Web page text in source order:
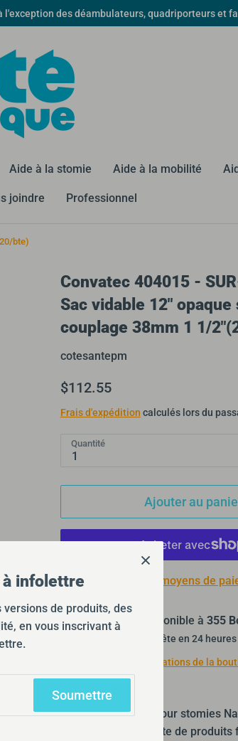
à l'exception des déambulateurs, quadriporteurs et
Aide à la stomie Aide à la mobilité
joindre Professionnel
bte)
Convatec 404015 -
Sac vidable 12" opaque
couplage 38mm 1 1/
cotesantepm
$112.55
Frais d'expédition calculés lors du
Quantité
1
Ajouter au
Plus de moyens de
Ramassage disponible à 355
Habituellement prête en 24 heures
Afficher les informations de la
Les appareillages pour stomies
une gamme complète de
infolettre
de produits, des
en vous inscrivant à
Soumettre